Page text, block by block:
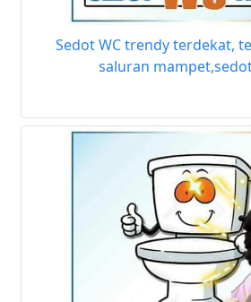
Sedot WC trendy terdekat,
saluran